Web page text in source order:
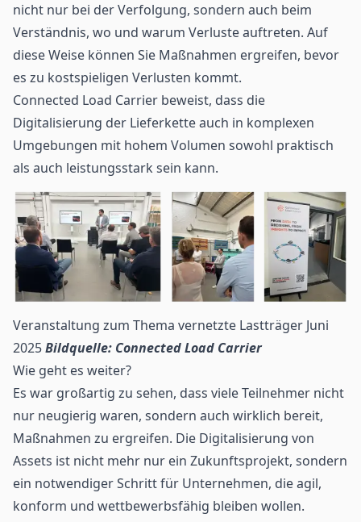
nicht nur bei der Verfolgung, sondern auch beim
Verständnis, wo und warum Verluste auftreten. Auf
diese Weise können Sie Maßnahmen ergreifen, bevor
es zu kostspieligen Verlusten kommt.
Connected Load Carrier beweist, dass die
Digitalisierung der Lieferketteauch in komplexen
Umgebungen mit hohem Volumen sowohl praktisch
als auch leistungsstark sein kann.
Veranstaltung zum Thema vernetzte Lastträger Juni
2025Bildquelle: Connected Load Carrier
Wie geht es weiter?
Es war großartig zu sehen, dass viele Teilnehmer nicht
nur neugierig waren, sondern auch wirklich bereit,
Maßnahmen zu ergreifen. Die Digitalisierung von
Assets ist nicht mehr nur ein Zukunftsprojekt, sondern
ein notwendiger Schritt für Unternehmen, die agil,
konform und wettbewerbsfähig bleiben wollen.